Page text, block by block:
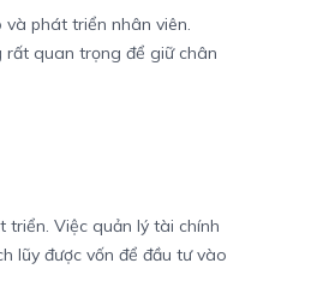
phát triển nhân viên.
rất quan trọng để giữ chân
Việc quản lý tài chính
lũy được vốn để đầu tư vào